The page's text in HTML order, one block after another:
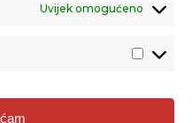
Uvijek omogućeno